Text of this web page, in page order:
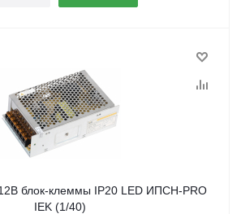
блок-клеммы IP20 LED ИПСН-PRO
IEK (1/40)